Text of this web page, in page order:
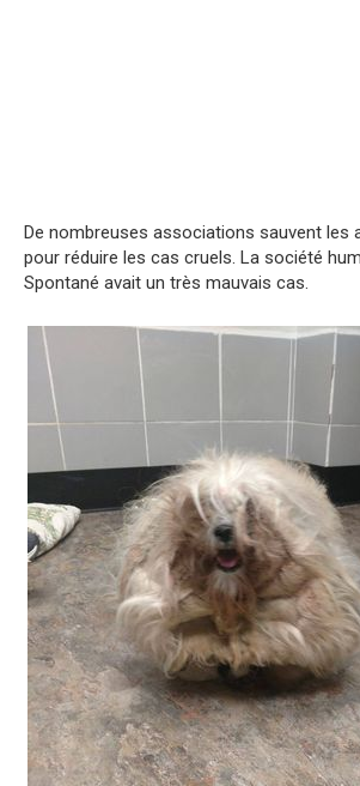
De nombreuses associations sauvent les
pour réduire les cas cruels. La société
Spontané avait un très mauvais cas.